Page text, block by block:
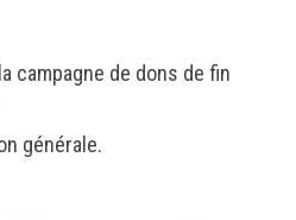
campagne de dons de fin
générale.